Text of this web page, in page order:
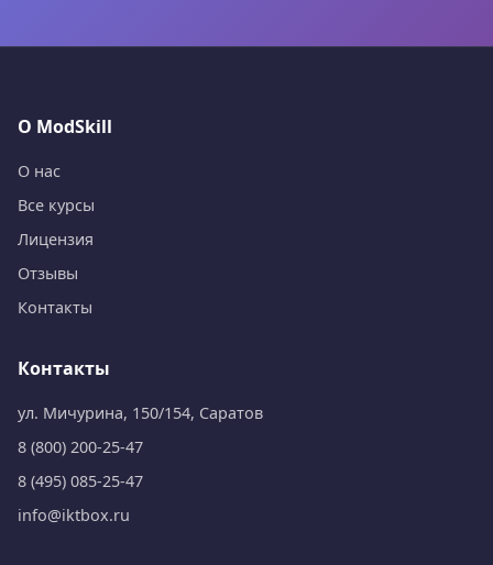
О ModSkill
О нас
Все курсы
Лицензия
Отзывы
Контакты
Контакты
ул. Мичурина, 150/154, Саратов
8 (800) 200-25-47
8 (495) 085-25-47
info@iktbox.ru